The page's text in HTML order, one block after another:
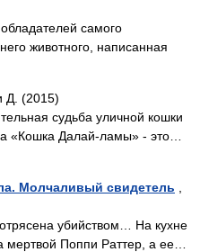
самого
животного, написанная
Д. (2015)
судьба уличной кошки
«Кошка Далай-ламы» - это…
Молчаливый свидетель
убийством… На кухне
мертвой Поппи Раттер, а ее…